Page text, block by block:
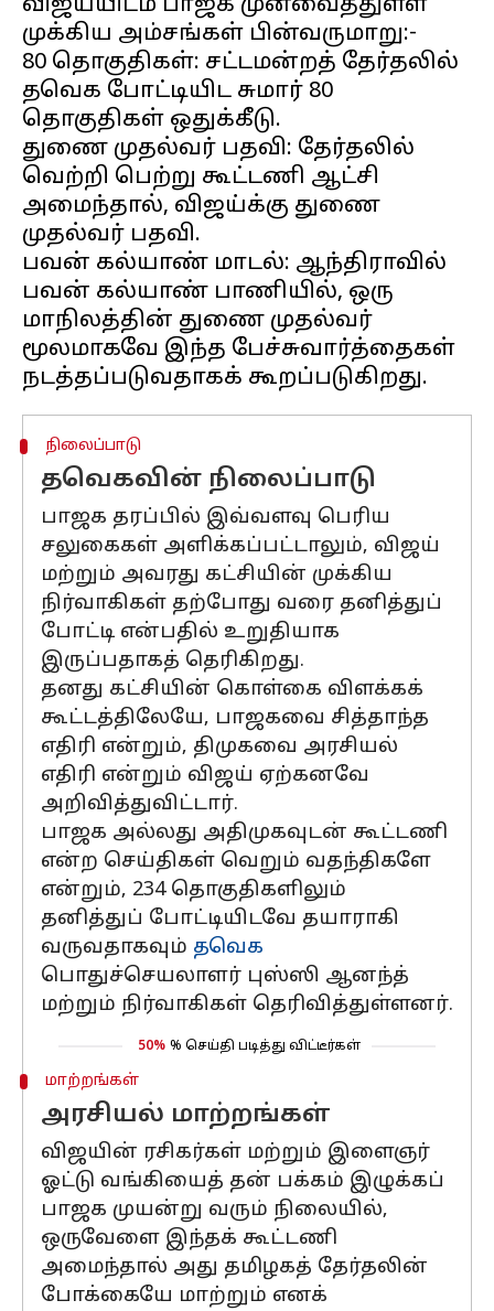
விஜய்யிடம் பாஜக முன்வைத்துள்ள
முக்கிய அம்சங்கள் பின்வருமாறு:-
80 தொகுதிகள்: சட்டமன்றத் தேர்தலில்
தவெக போட்டியிட சுமார் 80
தொகுதிகள் ஒதுக்கீடு.
துணை முதல்வர் பதவி: தேர்தலில்
வெற்றி பெற்று கூட்டணி ஆட்சி
அமைந்தால், விஜய்க்கு துணை
முதல்வர் பதவி.
பவன் கல்யாண் மாடல்: ஆந்திராவில்
பவன் கல்யாண் பாணியில், ஒரு
மாநிலத்தின் துணை முதல்வர்
மூலமாகவே இந்த பேச்சுவார்த்தைகள்
நிலைப்பாடு
தவெகவின் நிலைப்பாடு
பாஜக தரப்பில் இவ்வளவு பெரிய
சலுகைகள் அளிக்கப்பட்டாலும், விஜய்
மற்றும் அவரது கட்சியின் முக்கிய
நிர்வாகிகள் தற்போது வரை தனித்துப்
போட்டி என்பதில் உறுதியாக
இருப்பதாகத் தெரிகிறது.
தனது கட்சியின் கொள்கை விளக்கக்
கூட்டத்திலேயே, பாஜகவை சித்தாந்த
எதிரி என்றும், திமுகவை அரசியல்
எதிரி என்றும் விஜய் ஏற்கனவே
அறிவித்துவிட்டார்.
பாஜக அல்லது அதிமுகவுடன் கூட்டணி
என்ற செய்திகள் வெறும் வதந்திகளே
என்றும், 234 தொகுதிகளிலும்
தனித்துப் போட்டியிடவே தயாராகி
வருவதாகவும் தவெக
பொதுச்செயலாளர் புஸ்ஸி ஆனந்த்
மற்றும் நிர்வாகிகள் தெரிவித்துள்ளனர்.
50% % செய்தி படித்து விட்டீர்கள்
மாற்றங்கள்
அரசியல் மாற்றங்கள்
விஜயின் ரசிகர்கள் மற்றும் இளைஞர்
ஓட்டு வங்கியைத் தன் பக்கம் இழுக்கப்
பாஜக முயன்று வரும் நிலையில்,
ஒருவேளை இந்தக் கூட்டணி
அமைந்தால் அது தமிழகத் தேர்தலின்
போக்கையே மாற்றும் எனக்